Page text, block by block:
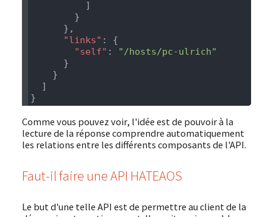
      "links"
        "self"
:
Comme vous pouvez voir, l'idée est de pouvoir à la
lecture de la réponse comprendre automatiquement
les relations entre les différents composants de l'API.
Faut-il faire une API HATEAOS
Le but d'une telle API est de permettre au client de la